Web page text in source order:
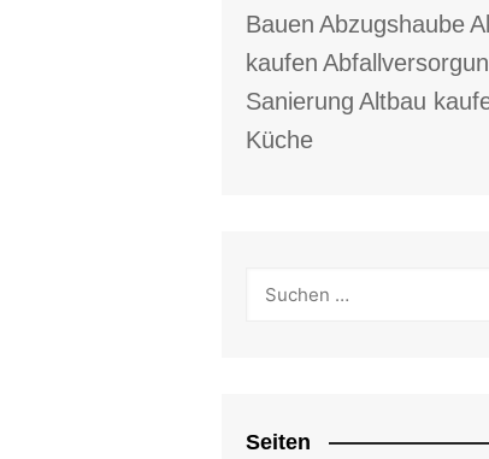
Bauen Abzugshaube
kaufen
Sanierung Altbau
Küche
Seiten